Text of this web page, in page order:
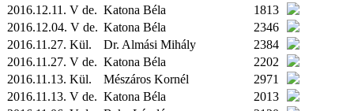
2016.12.11. V de. Katona Béla
1813
2016.12.04. V de. Katona Béla
2346
2016.11.27. Kül. Dr. Almási Mihály
2384
2016.11.27. V de. Katona Béla
2202
2016.11.13. Kül. Mészáros Kornél
2971
2016.11.13. V de. Katona Béla
2013